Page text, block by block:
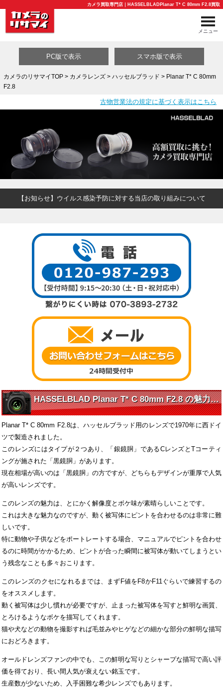
カメラ買取専門店｜HASSELBLADPlanar T* C 80mm F2.8買取
メニュー
PC版で表示 スマホ版で表示
カメラのリサマイTOP> カメラレンズ> ハッセルブラッド > Planar T* C 80mm
F2.8
古物営業法の規定に基づく表示はこちら
【お知らせ】ウイルス感染予防に対する当店の取り組みについて
HASSELBLAD Planar T* C 80mm F2.8 の魅力に迫る
Planar T* C 80mm F2.8は、ハッセルブラッド用のレンズで1970年に西ドイ
ツで製造されました。
このレンズにはタイプが２つあり、「銀鏡胴」であるCレンズとTコーティ
ングが施された「黒鏡胴」があります。
現在相場が高いのは「黒鏡胴」の方ですが、どちらもデザインが重厚で人気
が高いレンズです。
このレンズの魅力は、とにかく解像度とボケ味が素晴らしいことです。
これは大きな魅力なのですが、動く被写体にピントを合わせるのは非常に難
しいです。
特に動物や子供などをポートレートする場合、マニュアルでピントを合わせ
るのに時間がかかるため、ピントが合った瞬間に被写体が動いてしまうとい
う残念なことも多々おこります。
このレンズのクセになれるまでは、まずF値をF8かF11ぐらいで練習するの
をオススメします。
動く被写体は少し慣れが必要ですが、止まった被写体を写すと鮮明な画質、
とろけるようなボケを描写してくれます。
猫や犬などの動物を撮影すれば毛並みやヒゲなどの細かな部分の鮮明な描写
におどろきます。
オールドレンズファンの中でも、この鮮明な写りとシャープな描写で高い評
価を得ており、長い間人気が衰えない銘玉です。
生産数が少ないため、入手困難な希少レンズでもあります。